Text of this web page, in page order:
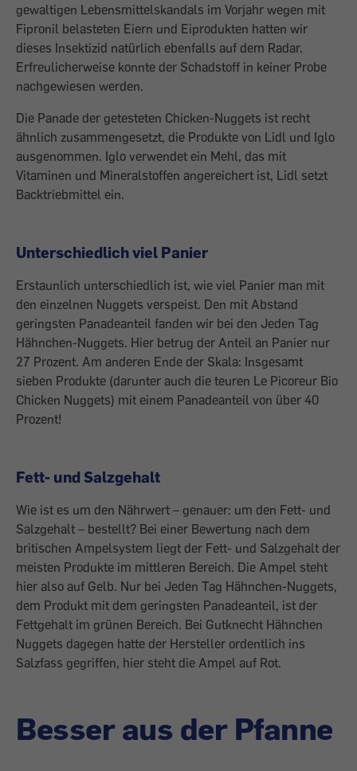
gewaltigen Lebensmittel­skandals im Vorjahr wegen mit
Fipronil be­lasteten Eiern und Eiprodukten hatten wir
dieses Insektizid natürlich ebenfalls auf dem Radar.
Erfreulicherweise konnte der Schadstoff in keiner Probe
nachgewiesen werden.
Die Panade der getesteten Chicken-Nuggets ist recht
ähnlich zusammengesetzt, die Produkte von Lidl und Iglo
ausgenommen. Iglo verwendet ein Mehl, das mit
Vitaminen und Mineralstoffen angereichert ist, Lidl setzt
Backtriebmittel ein.
Unterschiedlich viel Panier
Erstaunlich unterschiedlich ist, wie viel ­Panier man mit
den einzelnen Nuggets ­verspeist. Den mit Abstand
geringsten ­Panadeanteil fanden wir bei den Jeden Tag
Hähnchen-Nuggets. Hier betrug der Anteil an Panier nur
27 Prozent. Am anderen Ende der Skala: Insgesamt
sieben Produkte ­(darunter auch die teuren Le Picoreur Bio
Chicken Nuggets) mit einem Panadeanteil von über 40
Prozent!
Fett- und Salzgehalt
Wie ist es um den Nährwert – genauer: um den Fett- und
Salzgehalt – bestellt? Bei einer Bewertung nach dem
britischen Ampelsystem liegt der Fett- und Salzgehalt der
meisten Produkte im mittleren Bereich. Die Ampel steht
hier also auf Gelb. Nur bei Jeden Tag Hähnchen-Nuggets,
dem Produkt mit dem geringsten Panadeanteil, ist der
Fettgehalt im grünen Bereich. Bei Gutknecht Hähnchen
Nuggets dagegen hatte der Hersteller ordentlich ins
Salzfass gegriffen, hier steht die Ampel auf Rot.
Besser aus der Pfanne